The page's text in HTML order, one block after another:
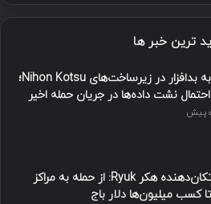
ترین خبر ها
آلودگی به بدافزار در زیرساخت‌های Nihon Kotsu؛
نشت داده‌ها در جریان حمله اخیر
اعتراف تکان‌دهنده هکر Ryuk: از حمله به مراکز
کسب میلیون‌ها دلار باج